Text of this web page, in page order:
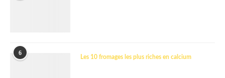
6
Les 10 fromages les plus riches en calcium